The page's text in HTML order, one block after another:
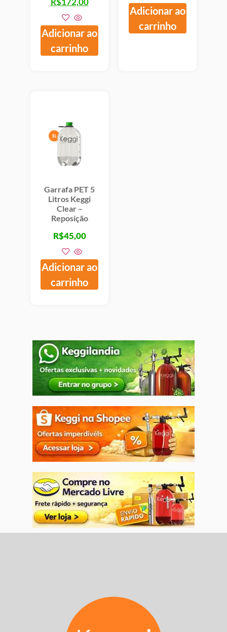
Adicionar ao
carrinho
Adicionar ao
carrinho
Garrafa PET 5
Litros Keggi
Clear –
Reposição
R$45,00
Adicionar ao
carrinho